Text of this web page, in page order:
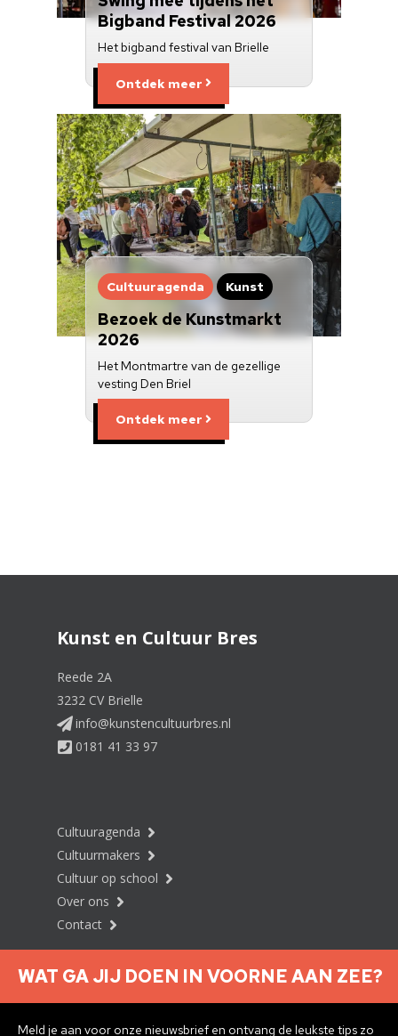
Bigband Festival 2026
Het bigband festival van Brielle
Ontdek meer
Cultuuragenda Kunst
Bezoek de Kunstmarkt
2026
Het Montmartre van de gezellige
vesting Den Briel
Ontdek meer
Kunst en Cultuur Bres
Reede 2A
3232 CV Brielle
info@kunstencultuurbres.nl
0181 41 33 97
Cultuuragenda
Cultuurmakers
Cultuur op school
Over ons
Contact
Nieuwsbrief aanmelden
WAT GA JIJ DOEN IN VOORNE AAN ZEE?
Meld je aan voor onze nieuwsbrief en ontvang de leukste tips zo